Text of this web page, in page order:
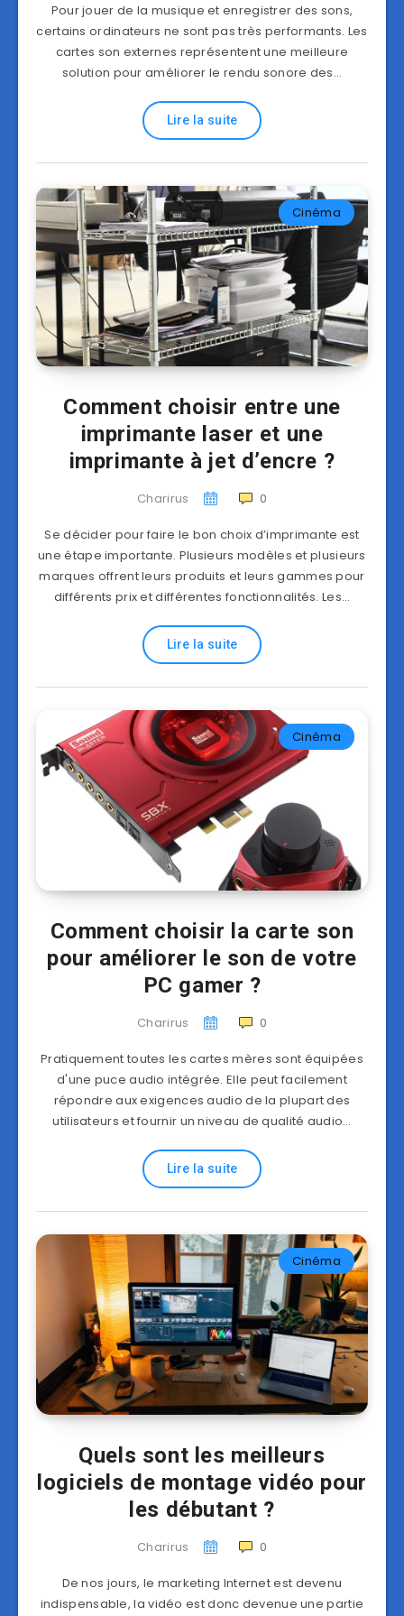
Pour jouer de la musique et enregistrer des sons,
certains ordinateurs ne sont pas très performants. Les
cartes son externes représentent une meilleure
solution pour améliorer le rendu sonore des…
Lire la suite
Cinéma
Comment choisir entre une
imprimante laser et une
imprimante à jet d’encre ?
Charirus 0
Se décider pour faire le bon choix d’imprimante est
une étape importante. Plusieurs modèles et plusieurs
marques offrent leurs produits et leurs gammes pour
différents prix et différentes fonctionnalités. Les…
Lire la suite
Cinéma
Comment choisir la carte son
pour améliorer le son de votre
PC gamer ?
Charirus 0
Pratiquement toutes les cartes mères sont équipées
d'une puce audio intégrée. Elle peut facilement
répondre aux exigences audio de la plupart des
utilisateurs et fournir un niveau de qualité audio…
Lire la suite
Cinéma
Quels sont les meilleurs
logiciels de montage vidéo pour
les débutant ?
Charirus 0
De nos jours, le marketing Internet est devenu
indispensable, la vidéo est donc devenue une partie